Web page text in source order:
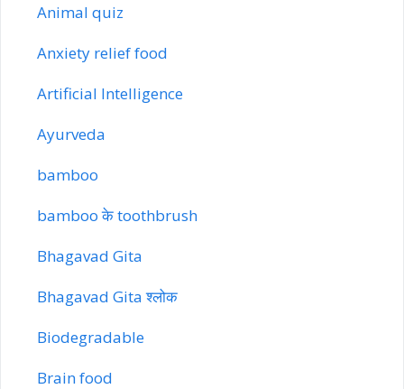
Animal quiz
Anxiety relief food
Artificial Intelligence
Ayurveda
bamboo
bamboo के toothbrush
Bhagavad Gita
Bhagavad Gita श्लोक
Biodegradable
Brain food